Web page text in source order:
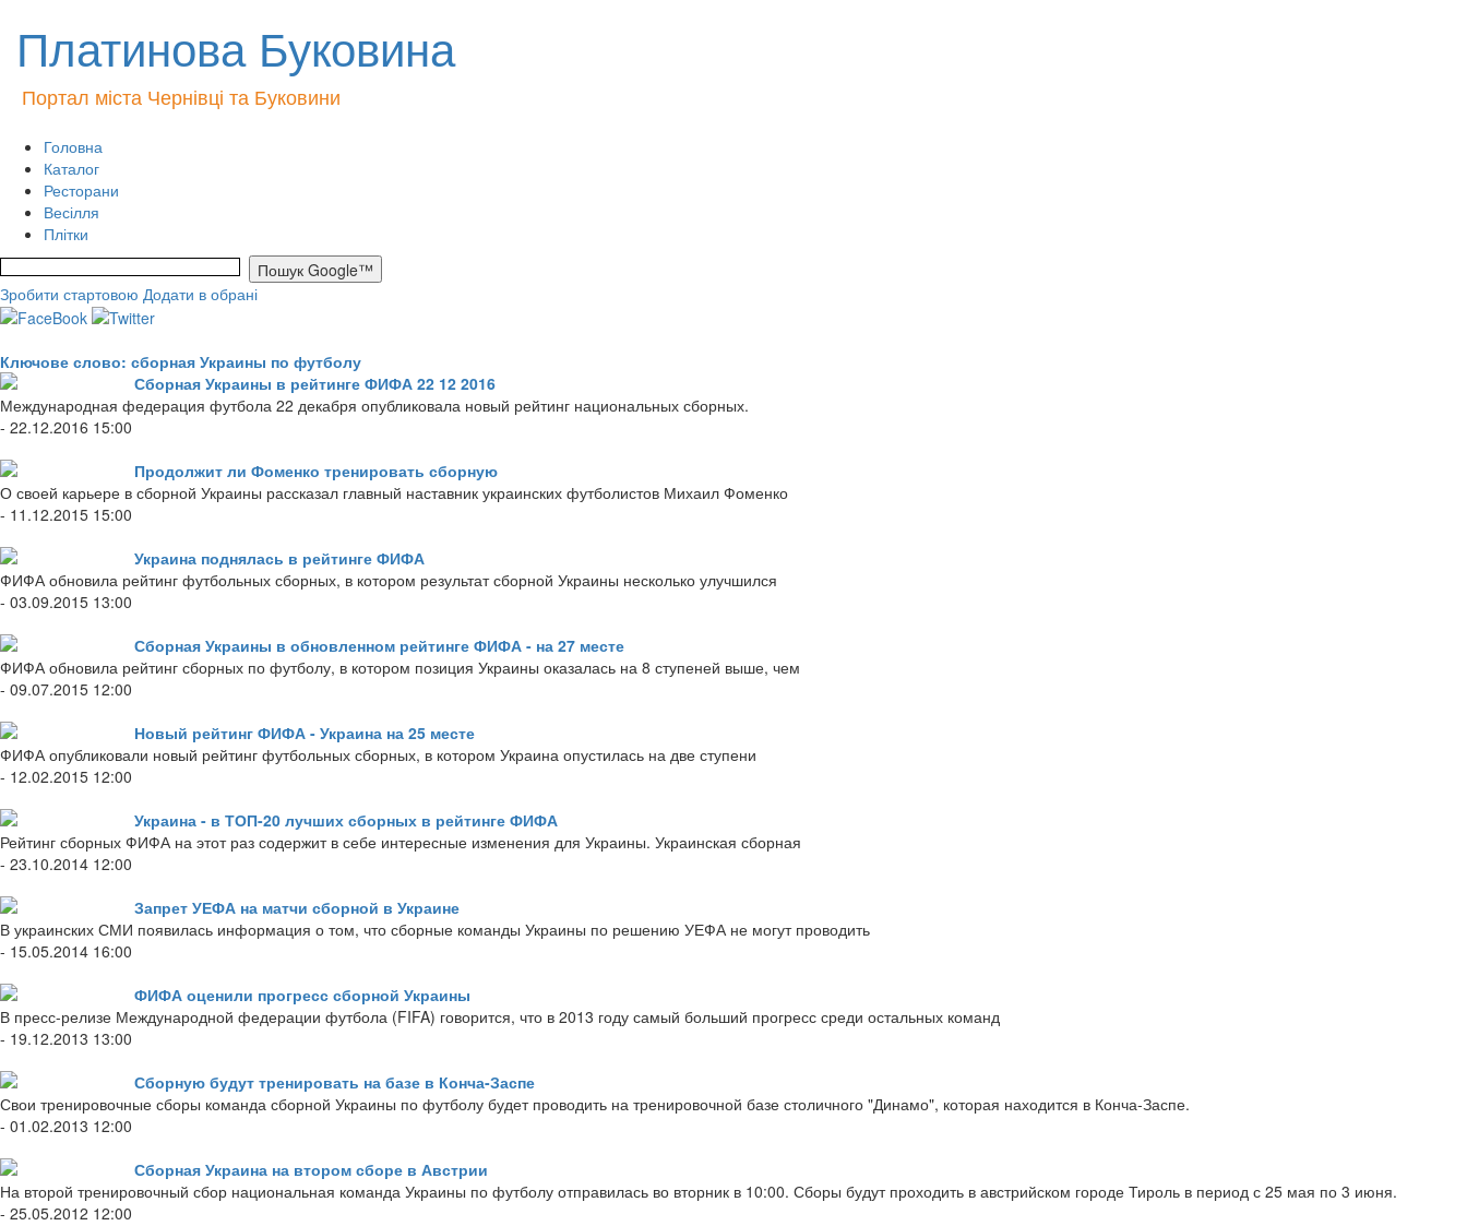
Платинова Буковина
Портал міста Чернівці та Буковини
Головна
Каталог
Ресторани
Весілля
Плітки
Зробити стартовою Додати в обрані
Ключове слово: сборная Украины по футболу
Сборная Украины в рейтинге ФИФА 22 12 2016
Международная федерация футбола 22 декабря опубликовала новый рейтинг национальных сборных.
- 22.12.2016 15:00
Продолжит ли Фоменко тренировать сборную
О своей карьере в сборной Украины рассказал главный наставник украинских футболистов Михаил Фоменко
- 11.12.2015 15:00
Украина поднялась в рейтинге ФИФА
ФИФА обновила рейтинг футбольных сборных, в котором результат сборной Украины несколько улучшился
- 03.09.2015 13:00
Сборная Украины в обновленном рейтинге ФИФА - на 27 месте
ФИФА обновила рейтинг сборных по футболу, в котором позиция Украины оказалась на 8 ступеней выше, чем
- 09.07.2015 12:00
Новый рейтинг ФИФА - Украина на 25 месте
ФИФА опубликовали новый рейтинг футбольных сборных, в котором Украина опустилась на две ступени
- 12.02.2015 12:00
Украина - в ТОП-20 лучших сборных в рейтинге ФИФА
Рейтинг сборных ФИФА на этот раз содержит в себе интересные изменения для Украины. Украинская сборная
- 23.10.2014 12:00
Запрет УЕФА на матчи сборной в Украине
В украинских СМИ появилась информация о том, что сборные команды Украины по решению УЕФА не могут проводить
- 15.05.2014 16:00
ФИФА оценили прогресс сборной Украины
В пресс-релизе Международной федерации футбола (FIFA) говорится, что в 2013 году самый больший прогресс среди остальных команд
- 19.12.2013 13:00
Сборную будут тренировать на базе в Конча-Заспе
Свои тренировочные сборы команда сборной Украины по футболу будет проводить на тренировочной базе столичного "Динамо", которая находится в Конча-Заспе.
- 01.02.2013 12:00
Сборная Украина на втором сборе в Австрии
На второй тренировочный сбор национальная команда Украины по футболу отправилась во вторник в 10:00. Сборы будут проходить в австрийском городе Тироль в период с 25 мая по 3 июня.
- 25.05.2012 12:00